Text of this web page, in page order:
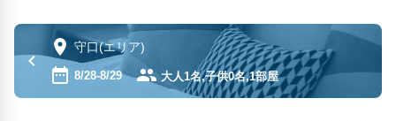
守口(エリア)
8/28-8/29 大人1名,子供0名,1部屋